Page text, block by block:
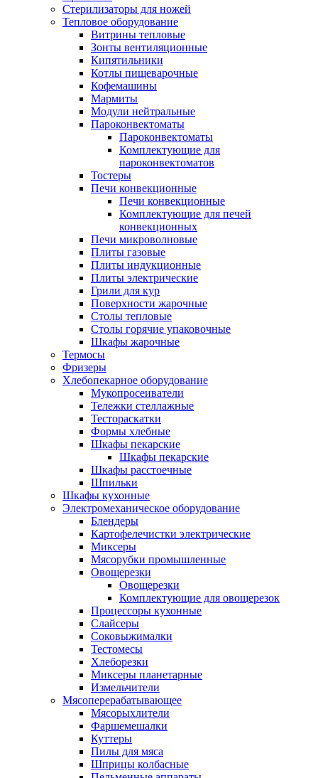
Стерилизаторы для ножей
Тепловое оборудование
Витрины тепловые
Зонты вентиляционные
Кипятильники
Котлы пищеварочные
Кофемашины
Мармиты
Модули нейтральные
Пароконвектоматы
Пароконвектоматы
Комплектующие для
пароконвектоматов
Тостеры
Печи конвекционные
Печи конвекционные
Комплектующие для печей
конвекционных
Печи микроволновые
Плиты газовые
Плиты индукционные
Плиты электрические
Грили для кур
Поверхности жарочные
Столы тепловые
Столы горячие упаковочные
Шкафы жарочные
Термосы
Фризеры
Хлебопекарное оборудование
Мукопросеиватели
Тележки стеллажные
Тестораскатки
Формы хлебные
Шкафы пекарские
Шкафы пекарские
Шкафы расстоечные
Шпильки
Шкафы кухонные
Электромеханическое оборудование
Блендеры
Картофелечистки электрические
Миксеры
Мясорубки промышленные
Овощерезки
Овощерезки
Комплектующие для овощерезок
Процессоры кухонные
Слайсеры
Соковыжималки
Тестомесы
Хлеборезки
Миксеры планетарные
Измельчители
Мясоперерабатывающее
Мясорыхлители
Фаршемешалки
Куттеры
Пилы для мяса
Шприцы колбасные